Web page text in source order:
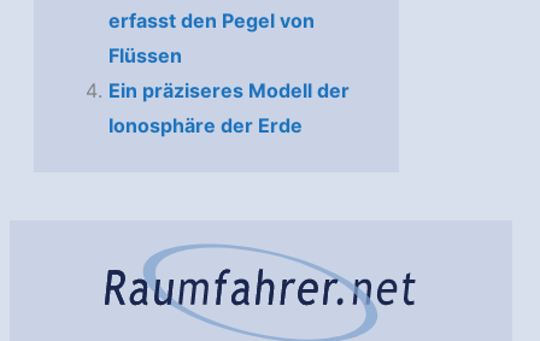
erfasst den Pegel von
Flüssen
Ein präziseres Modell der
Ionosphäre der Erde